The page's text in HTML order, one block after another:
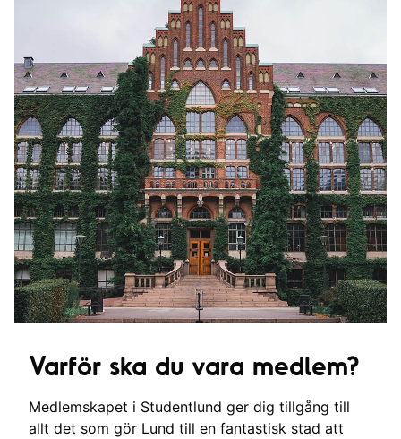
Varför ska du vara medlem?
Medlemskapet i Studentlund ger dig tillgång till
allt det som gör Lund till en fantastisk stad att